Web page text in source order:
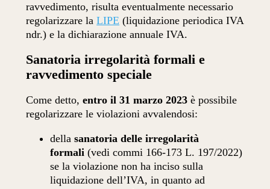
ravvedimento, risulta eventualmente necessario
regolarizzare laLIPE (liquidazione periodica IVA
ndr.) e la dichiarazione annuale IVA.
Sanatoria irregolarità formali e
ravvedimento speciale
Come detto,entro il 31 marzo 2023 è possibile
regolarizzare le violazioni avvalendosi:
dellasanatoria delle irregolarità
formali(vedi commi 166-173 L. 197/2022)
se la violazione non ha inciso sulla
liquidazione dell’IVA, in quanto ad